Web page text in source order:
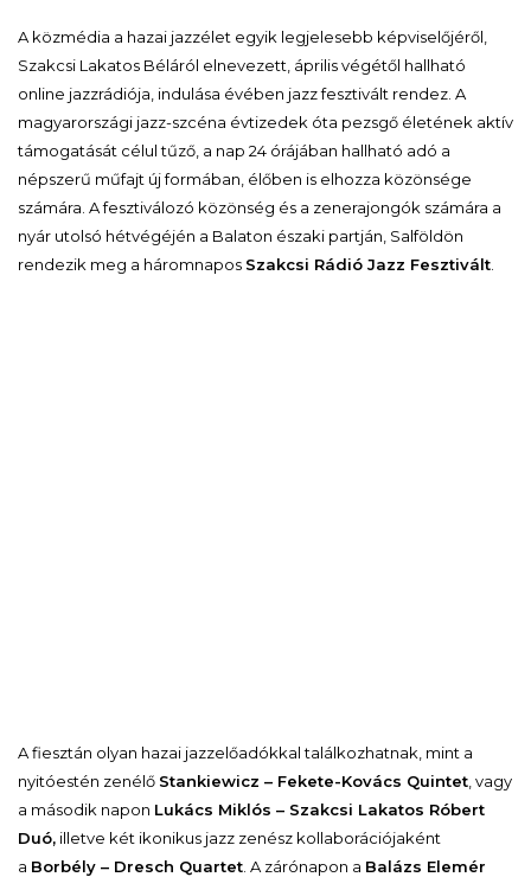
A közmédia a hazai jazzélet egyik legjelesebb képviselőjéről,
Szakcsi Lakatos Béláról elnevezett, április végétől hallható
online jazzrádiója, indulása évében jazz fesztivált rendez. A
magyarországi jazz-szcéna évtizedek óta pezsgő életének aktív
támogatását célul tűző, a nap 24 órájában hallható adó a
népszerű műfajt új formában, élőben is elhozza közönsége
számára. A fesztiválozó közönség és a zenerajongók számára a
nyár utolsó hétvégéjén a Balaton északi partján, Salföldön
rendezik meg a háromnapos Szakcsi Rádió Jazz Fesztivált
A fiesztán olyan hazai jazzelőadókkal találkozhatnak, mint a
nyitóestén zenélő Stankiewicz – Fekete-Kovács Quintet , vagy
a második napon Lukács Miklós – Szakcsi Lakatos Róbert
Duó, illetve két ikonikus jazz zenész kollaborációjaként
a Borbély – Dresch Quartet . A zárónapon a Balázs Elemér